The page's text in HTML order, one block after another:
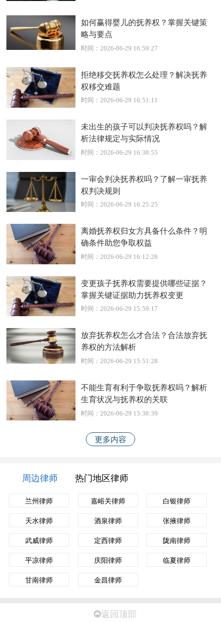
如何赢得婴儿的抚养权？掌握关键策
略与要点
时间：2026-06-29 16:59:27
拒绝移交抚养权怎么处理？解决抚养
权移交难题
时间：2026-06-29 16:51:11
未出生的孩子可以判决抚养权吗？解
析法律规定与实际情况
时间：2026-06-29 16:38:55
一审会判决抚养权吗？了解一审抚养
权判决规则
时间：2026-06-29 16:25:25
离婚抚养权归女方具备什么条件？明
确条件助您争取权益
时间：2026-06-29 16:12:26
变更孩子抚养权需要提供哪些证据？
掌握关键证据助力抚养权变更
时间：2026-06-29 15:59:17
放弃抚养权怎么才合法？合法放弃抚
养权的方法解析
时间：2026-06-29 15:51:28
不能生育有利于争取抚养权吗？解析
生育状况与抚养权的关联
时间：2026-06-29 15:38:39
更多内容
周边律师 热门地区律师
兰州律师 嘉峪关律师 白银律师
天水律师 酒泉律师 张掖律师
武威律师 定西律师 陇南律师
平凉律师 庆阳律师 临夏律师
甘南律师 金昌律师
返回顶部